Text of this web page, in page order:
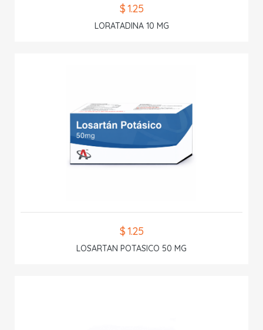
$ 1.25
LORATADINA 10 MG
$ 1.25
LOSARTAN POTASICO 50 MG